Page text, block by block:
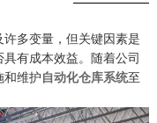
多变量，但关键因素是
有成本效益。随着公司
和维护 自动化仓库系统至